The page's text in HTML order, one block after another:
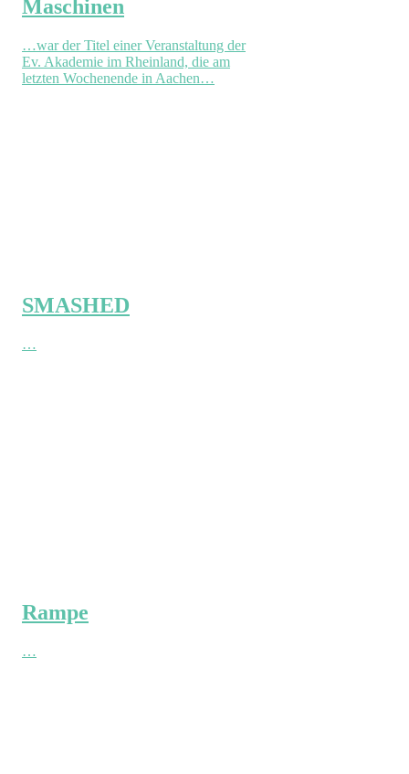
Maschinen
…war der Titel einer Veranstaltung der
Ev. Akademie im Rheinland, die am
letzten Wochenende in Aachen…
SMASHED
…
Rampe
…